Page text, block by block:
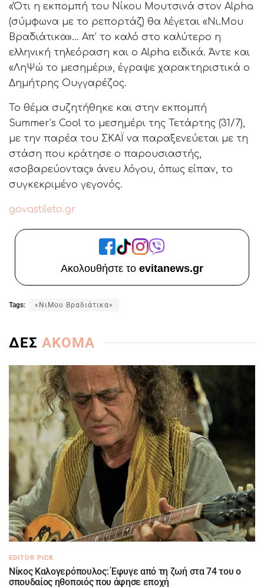
«Ότι η εκπομπή του Νίκου Μουτσινά στον Alpha
(σύμφωνα με το ρεπορτάζ) θα λέγεται «Νι.Μου
Βραδιάτικα»… Απ’ το καλό στο καλύτερο η
ελληνική τηλεόραση και ο Alpha ειδικά. Άντε και
«ΛηΨώ το μεσημέρι», έγραψε χαρακτηριστικά ο
Δημήτρης Ουγγαρέζος.
Το θέμα συζητήθηκε και στην εκπομπή
Summer’s Cool το μεσημέρι της Τετάρτης (31/7),
με την παρέα του ΣΚΑΪ να παραξενεύεται με τη
στάση που κράτησε ο παρουσιαστής,
«σοβαρεύοντας» άνευ λόγου, όπως είπαν, το
συγκεκριμένο γεγονός.
govastileto.gr
Ακολουθήστε το evitanews.gr
Tags: «ΝιΜου Βραδιάτικα»
ΔΕΣ ΑΚΟΜΑ
EDITOR PICK
Νίκος Καλογερόπουλος: Έφυγε από τη ζωή στα 74 του ο
σπουδαίος ηθοποιός που άφησε εποχή